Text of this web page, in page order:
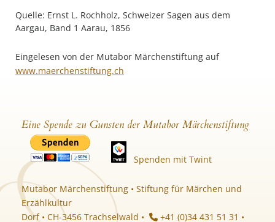
Quelle: Ernst L. Rochholz, Schweizer Sagen aus dem
Aargau, Band 1 Aarau, 1856
Eingelesen von der Mutabor Märchenstiftung auf
www.maerchenstiftung.ch
Eine Spende zu Gunsten der Mutabor Märchenstiftung
Spenden mit Twint
Mutabor Märchenstiftung • Stiftung für Märchen und
Erzählkultur
Dorf • CH-3456 Trachselwald •
+41 (0)34 431 51 31 •